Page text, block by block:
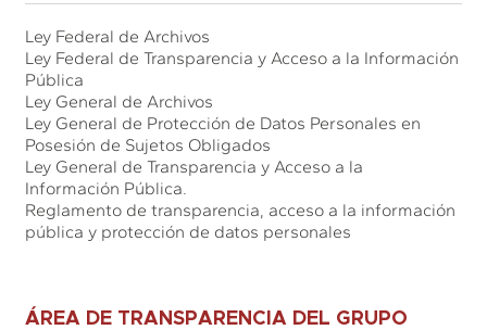
Ley Federal de Archivos
Ley Federal de Transparencia y Acceso a la Información
Pública
Ley General de Archivos
Ley General de Protección de Datos Personales en
Posesión de Sujetos Obligados
Ley General de Transparencia y Acceso a la
Información Pública.
Reglamento de transparencia, acceso a la información
pública y protección de datos personales
ÁREA DE TRANSPARENCIA DEL GRUPO